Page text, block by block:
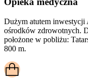
Dużym atutem inwestycji
ośrodków zdrowotnych.
położone w pobliżu:
800 m.